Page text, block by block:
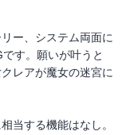
ー、システム両面に
す。願いが叶うと
レアが魔女の迷宮に
当する機能はなし。